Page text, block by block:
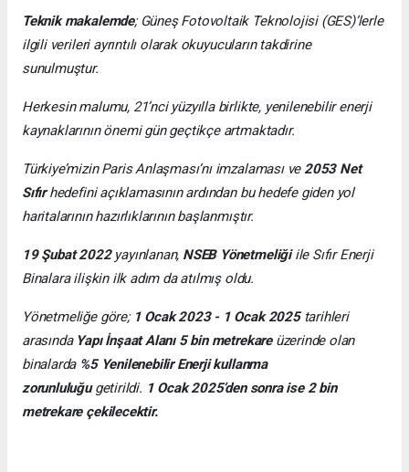
Teknik makalemde; Güneş Fotovoltaik Teknolojisi (GES)’lerle
ilgili verileri ayrıntılı olarak okuyucuların takdirine
sunulmuştur.
Herkesin malumu, 21’nci yüzyılla birlikte, yenilenebilir enerji
kaynaklarının önemi gün geçtikçe artmaktadır.
Türkiye’mizin Paris Anlaşması’nı imzalaması ve2053 Net
Sıfırhedefini açıklamasının ardından bu hedefe giden yol
haritalarının hazırlıklarının başlanmıştır.
19 Şubat 2022 yayınlanan, NSEB Yönetmeliğiile Sıfır Enerji
Binalara ilişkin ilk adım da atılmış oldu.
Yönetmeliğe göre; 1 Ocak 2023 - 1 Ocak 2025 tarihleri
arasında Yapı İnşaat Alanı 5 bin metrekare üzerinde olan
binalarda%5 Yenilenebilir Enerji kullanma
zorunluluğugetirildi. 1 Ocak 2025’den sonra ise 2 bin
metrekare çekilecektir.